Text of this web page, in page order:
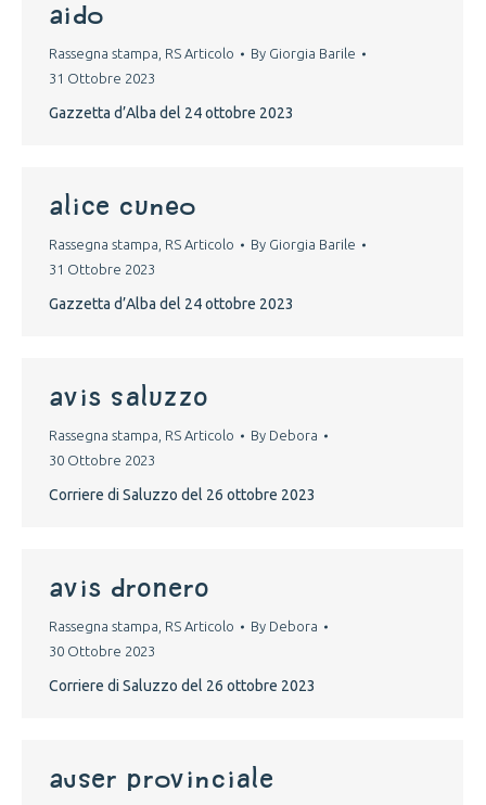
aido
Rassegna stampa RS Articolo By Giorgia Barile
31 Ottobre 2023
Gazzetta d’Alba del 24 ottobre 2023
alice cuneo
Rassegna stampa RS Articolo By Giorgia Barile
31 Ottobre 2023
Gazzetta d’Alba del 24 ottobre 2023
avis saluzzo
Rassegna stampa RS Articolo By Debora
30 Ottobre 2023
Corriere di Saluzzo del 26 ottobre 2023
avis dronero
Rassegna stampa RS Articolo By Debora
30 Ottobre 2023
Corriere di Saluzzo del 26 ottobre 2023
auser provinciale